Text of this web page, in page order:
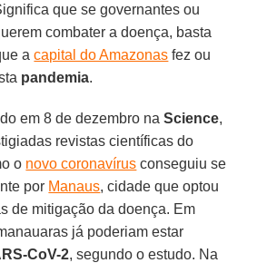
que se governantes ou
combater a doença, basta
acapital do Amazonas fez ou
pandemia.
em 8 de dezembro naScience,
revistas científicas do
o novo coronavírus conseguiu se
por Manaus, cidade que optou
de mitigação da doença. Em
já poderiam estar
CoV-2, segundo o estudo. Na